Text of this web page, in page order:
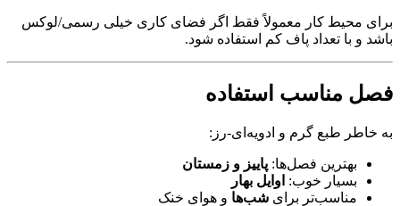
برای محیط کار معمولاً فقط اگر فضای کاری خیلی رسمی/لوکس
باشد و با تعداد پاف کم استفاده شود.
فصل مناسب استفاده
به خاطر طبع گرم و ادویه‌ای-رز:
بهترین فصل‌ها: پاییز و زمستان
بسیار خوب: اوایل بهار
مناسب‌تر برای شب‌ها و هوای خنک